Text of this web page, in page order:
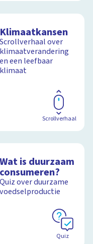
Klimaatkansen
Scrollverhaal over
klimaatverandering
en een leefbaar
klimaat
Scrollverhaal
Wat is duurzaam
consumeren?
Quiz over duurzame
voedselproductie
Quiz